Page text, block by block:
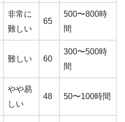
非常に
難しい
65
500〜800時
間
難しい 60
300〜500時
間
やや易
しい
48 50〜100時間